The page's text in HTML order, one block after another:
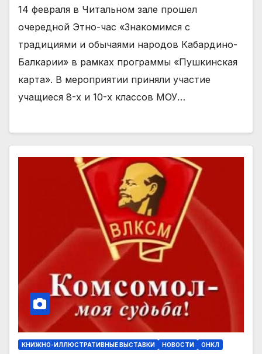
14 февраля в Читальном зале прошел
очередной Этно-час «Знакомимся с
традициями и обычаями народов Кабардино-
Балкарии» в рамках программы «Пушкинская
карта». В мероприятии приняли участие
учащиеся 8-х и 10-х классов МОУ…
КНИЖНО-ИЛЛЮСТРАТИВНЫЕ ВЫСТАВКИ НОВОСТИ ОНКЛ